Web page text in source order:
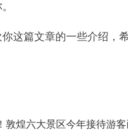
这篇文章的一些介绍，
敦煌六大景区今年接待游